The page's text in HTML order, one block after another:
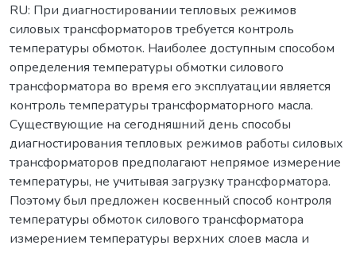
RU: При диагностировании тепловых режимов
силовых трансформаторов требуется контроль
температуры обмоток. Наиболее доступным способом
определения температуры обмотки силового
трансформатора во время его эксплуатации является
контроль температуры трансформаторного масла.
Существующие на сегодняшний день способы
диагностирования тепловых режимов работы силовых
трансформаторов предполагают непрямое измерение
температуры, не учитывая загрузку трансформатора.
Поэтому был предложен косвенный способ контроля
температуры обмоток силового трансформатора
измерением температуры верхних слоев масла и